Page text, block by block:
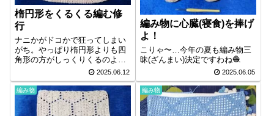
楕円形をくるくる編む修
行
ナニかがドコかで狂ってしまい
がち。やっぱり楕円形よりも四
角形の方がしっくりくるのよ
2025.06.12
編み物に心臓(寝食)を捧げ
よ！
こりゃ〜…今年の夏も編み物三
昧(ざんまい)決定ですわね🧶
2025.06.05
編み物
編み物